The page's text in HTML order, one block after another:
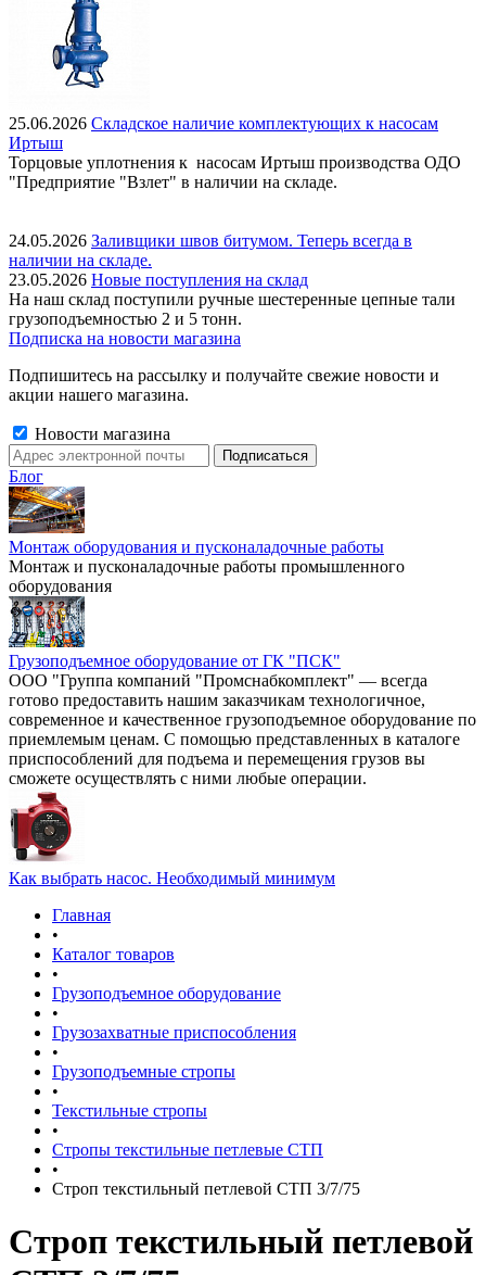
25.06.2026 Складское наличие комплектующих к насосам
Иртыш
Торцовые уплотнения к насосам Иртыш производства ОДО
"Предприятие "Взлет" в наличии на складе.
24.05.2026 Заливщики швов битумом. Теперь всегда в
наличии на складе.
23.05.2026 Новые поступления на склад
На наш склад поступили ручные шестеренные цепные тали
грузоподъемностью 2 и 5 тонн.
Подписка на новости магазина
Подпишитесь на рассылку и получайте свежие новости и
акции нашего магазина.
Новости магазина
Блог
Монтаж оборудования и пусконаладочные работы
Монтаж и пусконаладочные работы промышленного
оборудования
Грузоподъемное оборудование от ГК "ПСК"
ООО "Группа компаний "Промснабкомплект" — всегда
готово предоставить нашим заказчикам технологичное,
современное и качественное грузоподъемное оборудование по
приемлемым ценам. С помощью представленных в каталоге
приспособлений для подъема и перемещения грузов вы
сможете осуществлять с ними любые операции.
Как выбрать насос. Необходимый минимум
Главная
•
Каталог товаров
•
Грузоподъемное оборудование
•
Грузозахватные приспособления
•
Грузоподъемные стропы
•
Текстильные стропы
•
Стропы текстильные петлевые СТП
•
Строп текстильный петлевой СТП 3/7/75
Строп текстильный петлевой